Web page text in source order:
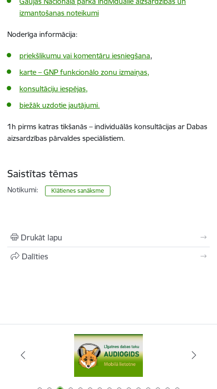
izmantošanas noteikumi
Noderīga informācija:
priekšlikumu vai komentāru iesniegšana,
karte – GNP funkcionālo zonu izmaiņas,
konsultāciju iespējas,
biežāk uzdotie jautājumi.
1h pirms katras tikšanās – individuālās konsultācijas ar Dabas
aizsardzības pārvaldes speciālistiem.
Saistītas tēmas
Notikumi: Klātienes sanāksme
Drukāt lapu
Dalīties